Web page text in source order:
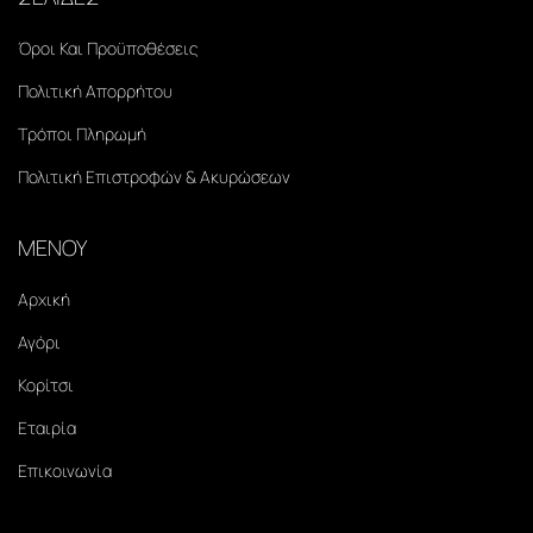
Όροι Και Προϋποθέσεις
Πολιτική Απορρήτου
Τρόποι Πληρωμή
Πολιτική Επιστροφών & Ακυρώσεων
ΜΕΝΟΥ
Αρχική
Αγόρι
Κορίτσι
Εταιρία
Επικοινωνία